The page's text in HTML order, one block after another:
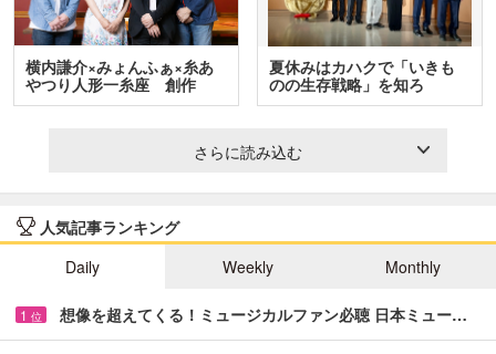
横内謙介×みょんふぁ×糸あ
やつり人形一糸座 創作
人…
夏休みはカハクで「いきも
のの生存戦略」を知ろ
う！ …
さらに読み込む
人気記事ランキング
Daily
Weekly Monthly
1 位 想像を超えてくる！ミュージカルファン必聴 日本ミュー…